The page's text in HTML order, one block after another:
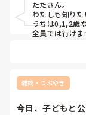
たたさん。
わたしも知り
うちは0,1,2歳
全員では行け
上からオッケー
いません。
すみません、
雑談・つぶやき
今日、子どもと